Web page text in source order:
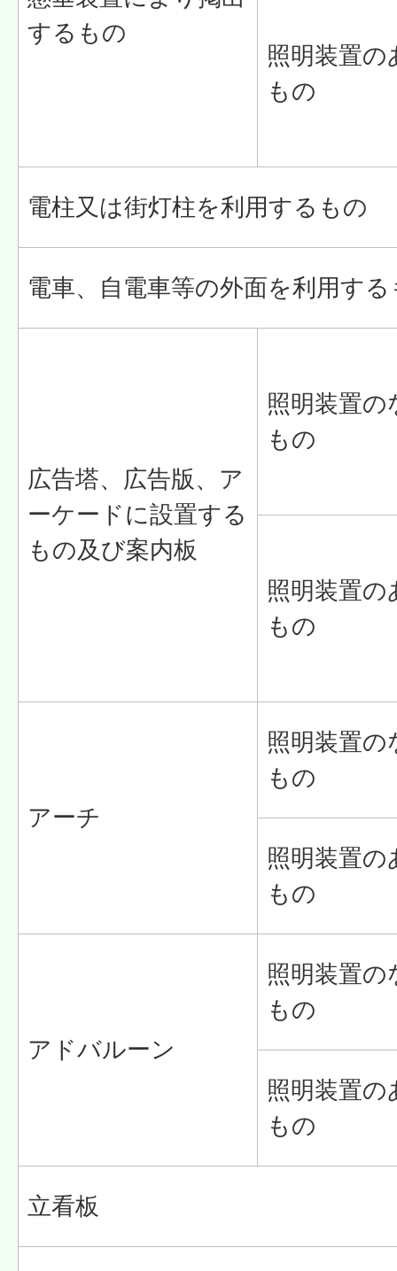
するもの
照明装置の
もの
電柱又は街灯柱を利用するもの
電車、自電車等の外面を利用す
広告塔、広告版、ア
ーケードに設置する
もの及び案内板
照明装置の
もの
照明装置の
もの
アーチ
照明装置の
もの
照明装置の
もの
アドバルーン
照明装置の
もの
照明装置の
もの
立看板